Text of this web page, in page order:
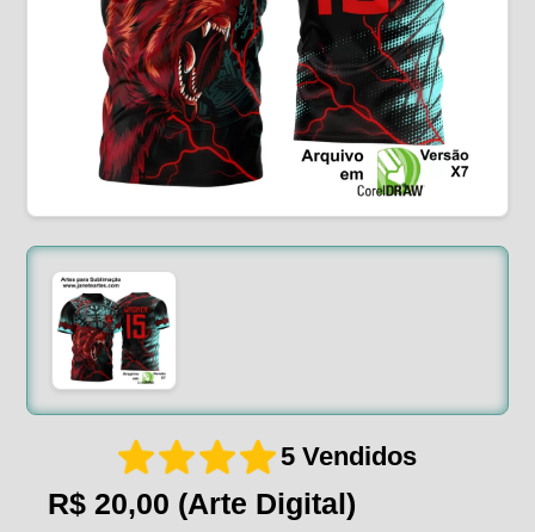
5 Vendidos
R$ 20,00 (Arte Digital)